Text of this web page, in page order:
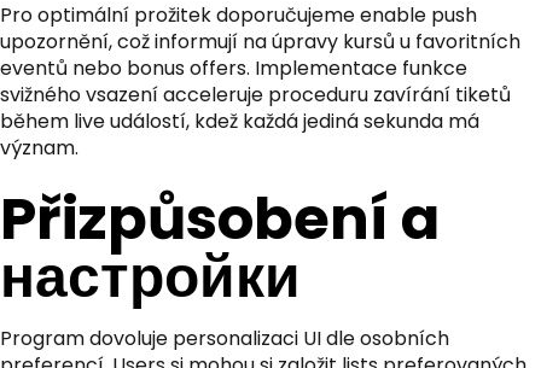
Pro optimální prožitek doporučujeme enable push
upozornění, což informují na úpravy kursů u favoritních
eventů nebo bonus offers. Implementace funkce
svižného vsazení acceleruje proceduru zavírání tiketů
během live událostí, kdež každá jediná sekunda má
význam.
Přizpůsobení a
настройки
Program dovoluje personalizaci UI dle osobních